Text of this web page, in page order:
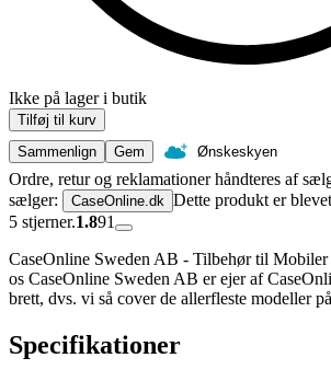
Ikke på lager i butik
Tilføj til kurv
Sammenlign
Gem Ønskeskyen
Ordre, retur og reklamationer håndteres af
sælger:
CaseOnline.dk Dette produkt er
5 stjerner.1.891
CaseOnline Sweden AB - Tilbehør til
os CaseOnline Sweden AB er ejer af
brett, dvs. vi så cover de allerfleste modeller
Specifikationer